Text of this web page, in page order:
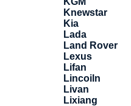
Knewstar
Kia
Lada
Land Rover
Lexus
Lifan
Lincoiln
Livan
Lixiang